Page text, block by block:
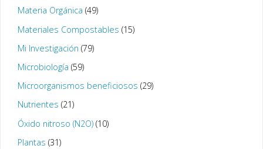
Materia Orgánica (49)
Materiales Compostables (15)
Mi Investigación (79)
Microbiología (59)
Microorganismos beneficiosos (29)
Nutrientes (21)
Óxido nitroso (N2O)(10)
Plantas (31)